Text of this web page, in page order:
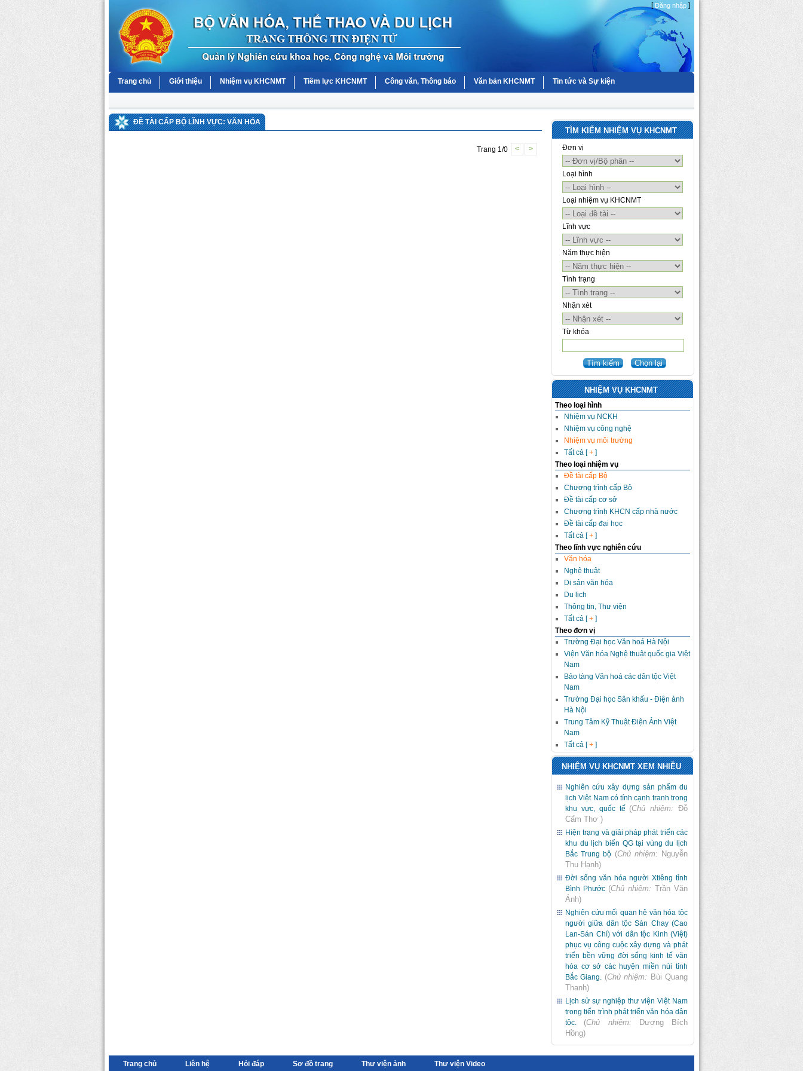
[Đăng nhập ]
Trang chủ Giới thiệu Nhiệm vụ KHCNMT Tiềm lực KHCNMT Công văn, Thông báo Văn bản KHCNMT Tin tức và Sự kiện
ĐỀ TÀI CẤP BỘ LĨNH VỰC: VĂN HÓA
Trang 1/0 < >
TÌM KIẾM NHIỆM VỤ KHCNMT
Đơn vị
Loại hình
Loại nhiệm vụ KHCNMT
Lĩnh vực
Năm thực hiện
Tình trạng
Nhận xét
Từ khóa
NHIỆM VỤ KHCNMT
Theo loại hình
Nhiệm vụ NCKH
Nhiệm vụ công nghệ
Nhiệm vụ môi trường
Tất cả [+ ]
Theo loại nhiệm vụ
Đề tài cấp Bộ
Chương trình cấp Bộ
Đề tài cấp cơ sở
Chương trình KHCN cấp nhà nước
Đề tài cấp đại học
Tất cả [+ ]
Theo lĩnh vực nghiên cứu
Văn hóa
Nghệ thuật
Di sản văn hóa
Du lịch
Thông tin, Thư viện
Tất cả [+ ]
Theo đơn vị
Trường Đại học Văn hoá Hà Nội
Viện Văn hóa Nghệ thuật quốc gia Việt
Nam
Bảo tàng Văn hoá các dân tộc Việt
Nam
Trường Đại học Sân khấu - Điện ảnh
Hà Nội
Trung Tâm Kỹ Thuật Điện Ảnh Việt
Nam
Tất cả [+ ]
NHIỆM VỤ KHCNMT XEM NHIỀU
Nghiên cứu xây dựng sản phẩm du
lịch Việt Nam có tính cạnh tranh trong
khu vực, quốc tế (Chủ nhiệm:
Đỗ
Cẩm Thơ )
Hiện trạng và giải pháp phát triển các
khu du lịch biển QG tại vùng du lịch
Bắc Trung bộ (Chủ nhiệm: Nguyễn
Thu Hạnh)
Đời sống văn hóa người Xtiêng tỉnh
Bình Phước (Chủ nhiệm: Trần Văn
Ánh)
Nghiên cứu mối quan hệ văn hóa tộc
người giữa dân tộc Sán Chay (Cao
Lan-Sán Chí) với dân tộc Kinh (Việt)
phục vụ công cuộc xây dựng và phát
triển bền vững đời sống kinh tế văn
hóa cơ sở các huyện miền núi tỉnh
Bắc Giang. (Chủ nhiệm: Bùi Quang
Thanh)
Lịch sử sự nghiệp thư viện Việt Nam
trong tiến trình phát triển văn hóa dân
tộc.
(Chủ nhiệm:
Dương Bích
Hồng)
Trang chủ Liên hệ Hỏi đáp Sơ đồ trang Thư viện ảnh Thư viện Video